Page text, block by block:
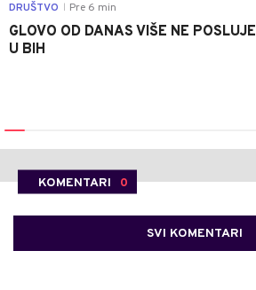
DRUŠTVO Pre 6 min
GLOVO OD DANAS VIŠE NE POSLUJE
U BIH
KOMENTARI 0
SVI KOMENTARI